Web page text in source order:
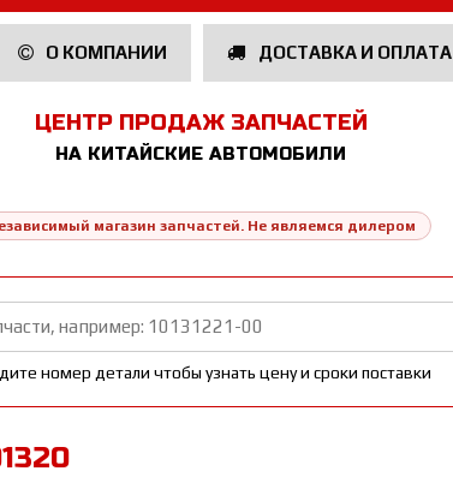
О КОМПАНИИ ДОСТАВКА И ОПЛАТА
ЦЕНТР ПРОДАЖ ЗАПЧАСТЕЙ
НА КИТАЙСКИЕ АВТОМОБИЛИ
магазин запчастей. Не являемся дилером
номер детали чтобы узнать цену и сроки поставки